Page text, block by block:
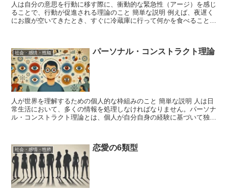
人は自分の意思を行動に移す際に、衝動的な緊急性（アージ）を感じ
ることで、行動が促進される理論のこと 簡単な説明 例えば、夜遅く
にお腹が空いてきたとき、すぐに冷蔵庫に行って何かを食べることを
社会・感情・性格 パーソナル・コンストラクト理論
人が世界を理解するための個人的な枠組みのこと 簡単な説明 人は日
常生活において、多くの情報を処理しなければなりません。パーソナ
ル・コンストラクト理論とは、個人が自分自身の経験に基づいて独自
社会・感情・性格 恋愛の6類型